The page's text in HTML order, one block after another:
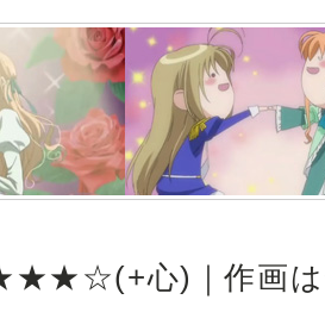
心)｜作画は